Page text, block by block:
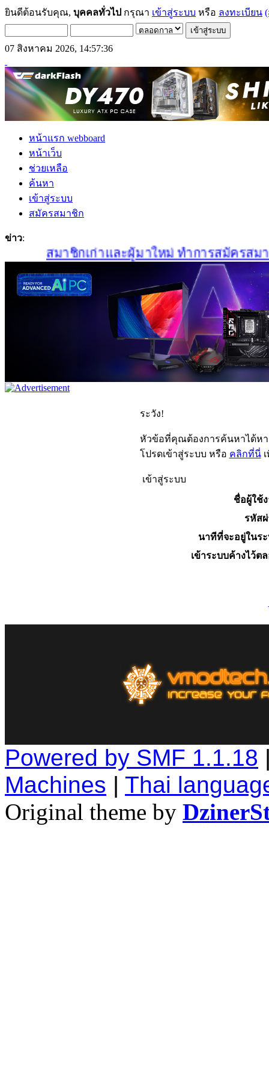
ยินดีต้อนรับคุณ, บุคคลทั่วไป กรุณา เข้าสู่ระบบ หรือ ลงทะเบียน
07 สิงหาคม 2026, 14:57:36
หน้าแรก webboard
หน้าเว็บ
ช่วยเหลือ
ค้นหา
เข้าสู่ระบบ
สมัครสมาชิก
ข่าว:
สมาชิกเก่าและผู้มาใหม่ ทำการสมัครสมา
ระวัง!
หัวข้อที่คุณต้องการค้นหาได้ห
โปรดเข้าสู่ระบบ หรือ คลิกที่นี่เ
เข้าสู่ระบบ
ชื่อผู้ใช้
รหัส
นาทีที่จะอยู่ในร
เข้าระบบค้างไว้ต
Powered by SMF 1.1.18
Machines | Thai
Original theme by